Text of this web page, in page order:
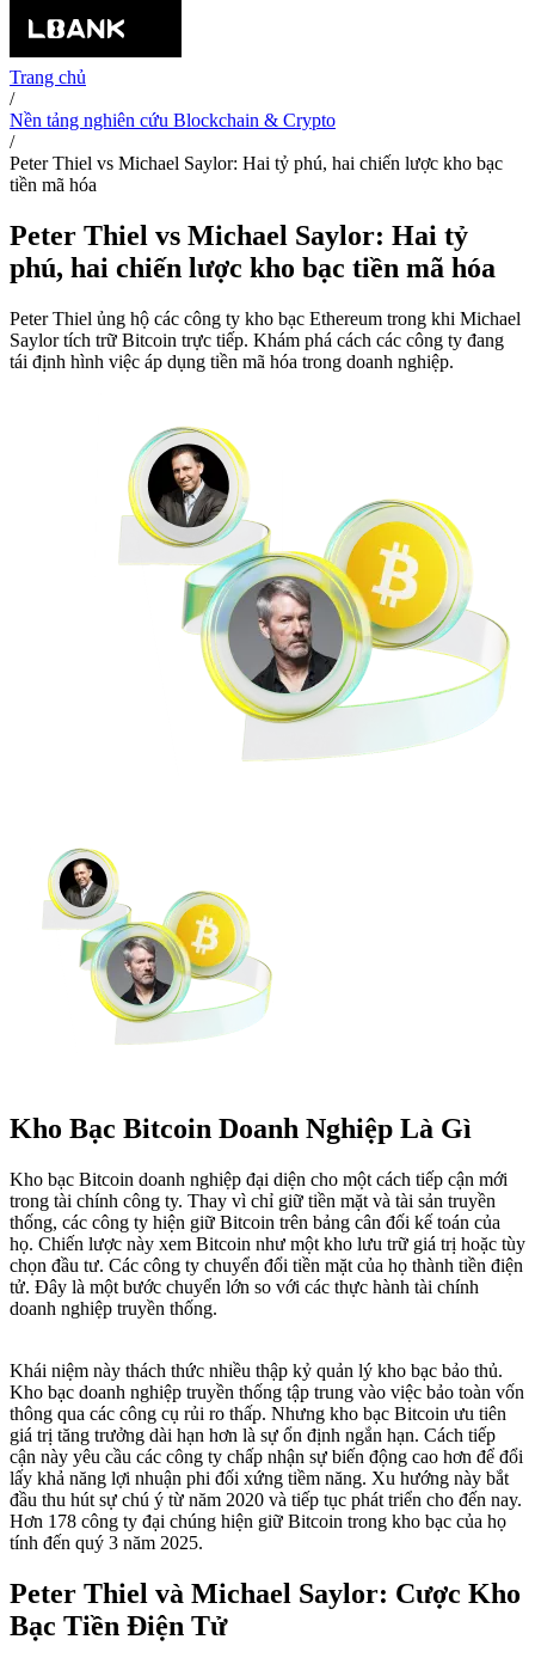
Trang chủ
/
Nền tảng nghiên cứu Blockchain & Crypto
/
Peter Thiel vs Michael Saylor: Hai tỷ phú, hai chiến lược kho bạc
tiền mã hóa
Peter Thiel vs Michael Saylor: Hai tỷ
phú, hai chiến lược kho bạc tiền mã hóa
Peter Thiel ủng hộ các công ty kho bạc Ethereum trong khi Michael
Saylor tích trữ Bitcoin trực tiếp. Khám phá cách các công ty đang
tái định hình việc áp dụng tiền mã hóa trong doanh nghiệp.
Kho Bạc Bitcoin Doanh Nghiệp Là Gì
Kho bạc Bitcoin doanh nghiệp đại diện cho một cách tiếp cận mới
trong tài chính công ty. Thay vì chỉ giữ tiền mặt và tài sản truyền
thống, các công ty hiện giữ Bitcoin trên bảng cân đối kế toán của
họ. Chiến lược này xem Bitcoin như một kho lưu trữ giá trị hoặc tùy
chọn đầu tư. Các công ty chuyển đổi tiền mặt của họ thành tiền điện
tử. Đây là một bước chuyển lớn so với các thực hành tài chính
doanh nghiệp truyền thống.
Khái niệm này thách thức nhiều thập kỷ quản lý kho bạc bảo thủ.
Kho bạc doanh nghiệp truyền thống tập trung vào việc bảo toàn vốn
thông qua các công cụ rủi ro thấp. Nhưng kho bạc Bitcoin ưu tiên
giá trị tăng trưởng dài hạn hơn là sự ổn định ngắn hạn. Cách tiếp
cận này yêu cầu các công ty chấp nhận sự biến động cao hơn để đổi
lấy khả năng lợi nhuận phi đối xứng tiềm năng. Xu hướng này bắt
đầu thu hút sự chú ý từ năm 2020 và tiếp tục phát triển cho đến nay.
Hơn 178 công ty đại chúng hiện giữ Bitcoin trong kho bạc của họ
tính đến quý 3 năm 2025.
Peter Thiel và Michael Saylor: Cược Kho
Bạc Tiền Điện Tử